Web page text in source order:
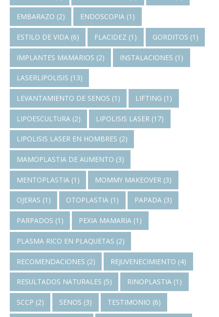
EMBARAZO (2) ENDOSCOPIA (1)
ESTILO DE VIDA(6) FLACIDEZ (1) GORDITOS (1)
IMPLANTES MAMARIOS (2) INSTALACIONES (1)
LASERLIPOLISIS (13)
LEVANTAMIENTO DE SENOS (1) LIFTING (1)
LIPOESCULTURA (2) LIPOLISIS LASER (17)
LIPOLISIS LASER EN HOMBRES (2)
MAMOPLASTIA DE AUMENTO (3)
MENTOPLASTIA (1) MOMMY MAKEOVER (3)
OJERAS (1) OTOPLASTIA (1) PAPADA(3)
PARPADOS (1) PEXIA MAMARIA (1)
PLASMA RICO EN PLAQUETAS (2)
RECOMENDACIONES (2) REJUVENECIMIENTO (4)
RESULTADOS NATURALES (5) RINOPLASTIA (1)
SCCP (2) SENOS (3) TESTIMONIO (6)